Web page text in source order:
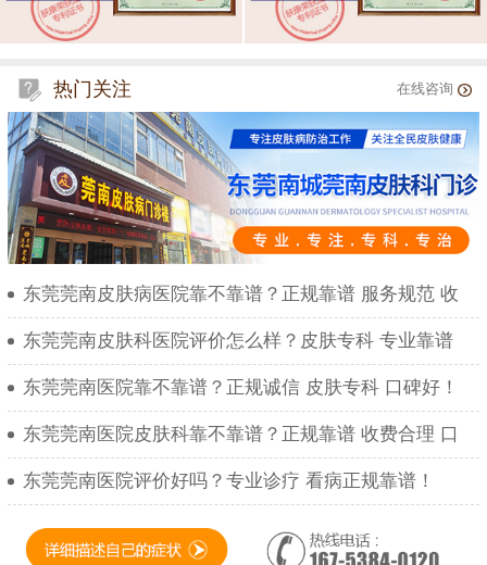
热门关注 在线咨询
东莞莞南皮肤病医院靠不靠谱？正规靠谱 服务规范 收
东莞莞南皮肤科医院评价怎么样？皮肤专科 专业靠谱
东莞莞南医院靠不靠谱？正规诚信 皮肤专科 口碑好！
东莞莞南医院皮肤科靠不靠谱？正规靠谱 收费合理 口
东莞莞南医院评价好吗？专业诊疗 看病正规靠谱！